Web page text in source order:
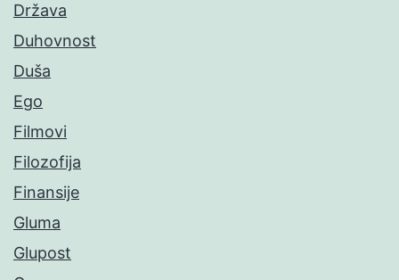
Država
Duhovnost
Duša
Ego
Filmovi
Filozofija
Finansije
Gluma
Glupost